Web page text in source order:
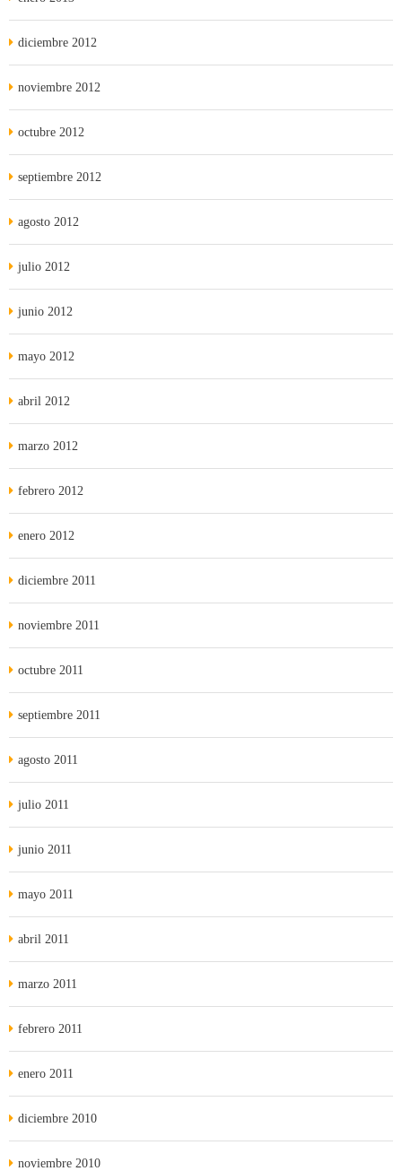
diciembre 2012
noviembre 2012
octubre 2012
septiembre 2012
agosto 2012
julio 2012
junio 2012
mayo 2012
abril 2012
marzo 2012
febrero 2012
enero 2012
diciembre 2011
noviembre 2011
octubre 2011
septiembre 2011
agosto 2011
julio 2011
junio 2011
mayo 2011
abril 2011
marzo 2011
febrero 2011
enero 2011
diciembre 2010
noviembre 2010